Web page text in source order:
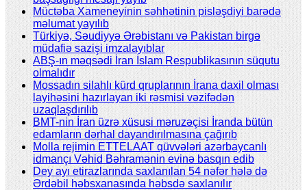
Müctəba Xameneyinin səhhətinin pisləşdiyi barədə
məlumat yayılıb
Türkiyə, Səudiyyə Ərəbistanı və Pakistan birgə
müdafiə sazişi imzalayıblar
ABŞ-ın məqsədi İran İslam Respublikasının süqutu
olmalıdır
Mossadın silahlı kürd qruplarının İrana daxil olması
layihəsini hazırlayan iki rəsmisi vəzifədən
uzaqlaşdırılıb
BMT-nin İran üzrə xüsusi məruzəçisi İranda bütün
edamların dərhal dayandırılmasına çağırıb
Molla rejimin ETTELAAT qüvvələri azərbaycanlı
idmançı Vəhid Bəhramənin evinə basqın edib
Dey ayı etirazlarında saxlanılan 54 nəfər hələ də
Ərdəbil həbsxanasında həbsdə saxlanılır